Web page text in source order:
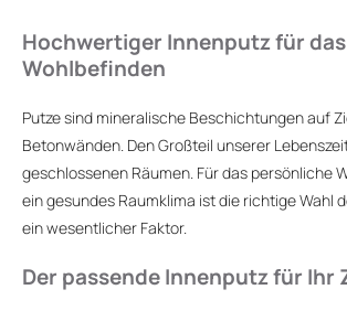
Hochwertiger Innenputz für
Wohlbefinden
Putze sind mineralische Beschichtungen auf
Betonwänden. Den Großteil unserer
geschlossenen Räumen. Für das persönliche
ein gesundes Raumklima ist die richtige Wahl
ein wesentlicher Faktor.
Der passende Innenputz für Ihr